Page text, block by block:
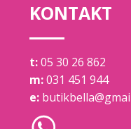
KONTAKT
t:05 30 26 862
m:031 451 944
e: